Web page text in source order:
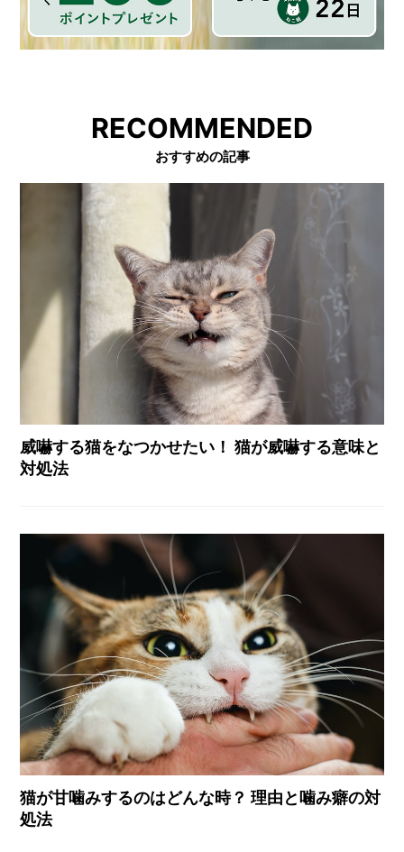
RECOMMENDED
おすすめの記事
威嚇する猫をなつかせたい！ 猫が威嚇する意味と
対処法
猫が甘噛みするのはどんな時？ 理由と噛み癖の対
処法